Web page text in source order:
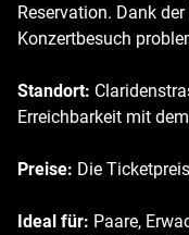
Reservation. Dank
Konzertbesuch
Standort:
Erreichbarkeit mit
Preise: Die
Ideal für: Paare,